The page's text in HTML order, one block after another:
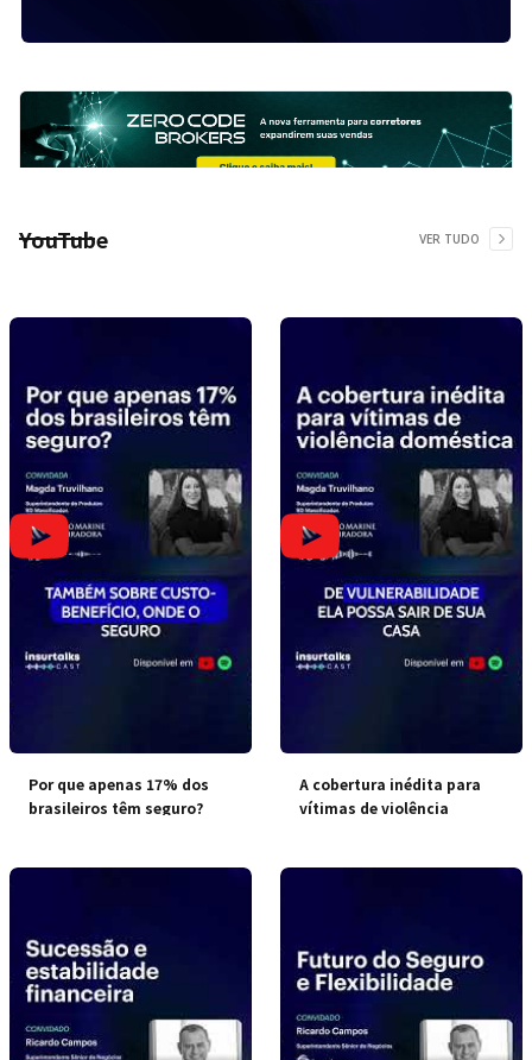
YouTube VER TUDO
Por que apenas 17% dos
brasileiros têm seguro?
A cobertura inédita para
vítimas de violência